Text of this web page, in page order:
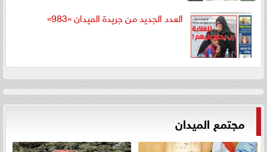
العدد الجديد من جريدة الميدان «983»
مجتمع الميدان